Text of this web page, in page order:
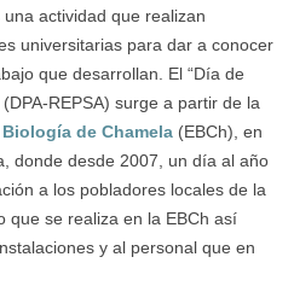
una actividad que realizan
universitarias para dar a conocer
que desarrollan. El “Día de
REPSA) surge a partir de la
de Chamela (EBCh), en
donde desde 2007, un día al año
a los pobladores locales de la
que se realiza en la EBCh así
y al personal que en